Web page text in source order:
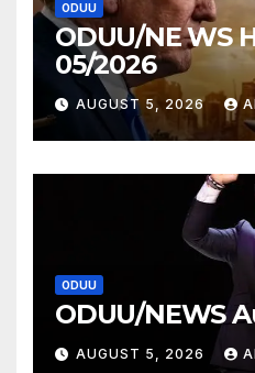
ODUU
ODUU/NE WS
05/2026
AUGUST 5, 2026
ODUU
ODUU/NEWS
AUGUST 5, 2026